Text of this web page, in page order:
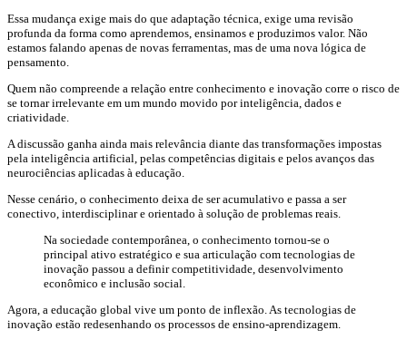
Essa mudança exige mais do que adaptação técnica, exige uma revisão
profunda da forma como aprendemos, ensinamos e produzimos valor. Não
estamos falando apenas de novas ferramentas, mas de uma nova lógica de
pensamento.
Quem não compreende a relação entre conhecimento e inovação corre o risco de
se tornar irrelevante em um mundo movido por inteligência, dados e
criatividade.
A discussão ganha ainda mais relevância diante das transformações impostas
pela inteligência artificial, pelas competências digitais e pelos avanços das
neurociências aplicadas à educação.
Nesse cenário, o conhecimento deixa de ser acumulativo e passa a ser
conectivo, interdisciplinar e orientado à solução de problemas reais.
Na sociedade contemporânea, o conhecimento tornou-se o
principal ativo estratégico e sua articulação com tecnologias de
inovação passou a definir competitividade, desenvolvimento
econômico e inclusão social.
Agora, a educação global vive um ponto de inflexão. As tecnologias de
inovação estão redesenhando os processos de ensino-aprendizagem.